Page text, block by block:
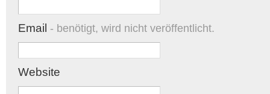
Email - benötigt, wird nicht veröffentlicht.
Website